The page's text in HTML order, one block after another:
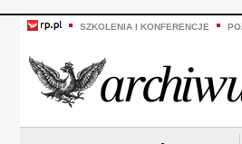
SZKOLENIA I KONFERENCJE